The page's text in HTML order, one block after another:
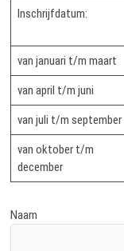
Inschrijfdatum:
van januari t/m maart
van april t/m juni
van juli t/m september
van oktober t/m
december
Naam